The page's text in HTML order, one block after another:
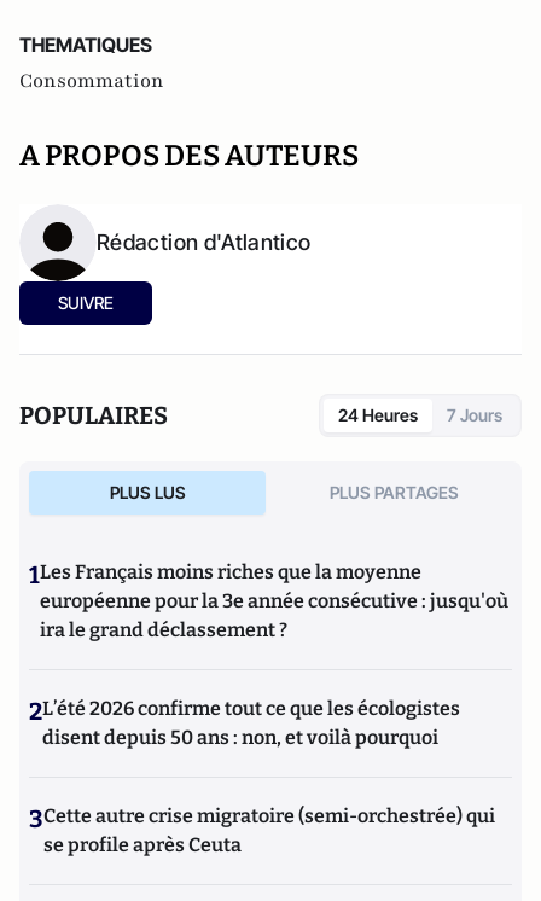
THEMATIQUES
Consommation
A PROPOS DES AUTEURS
Rédaction d'Atlantico
SUIVRE
POPULAIRES 24 Heures 7 Jours
PLUS LUS PLUS PARTAGES
1Les Français moins riches que la moyenne
européenne pour la 3e année consécutive : jusqu'où
ira le grand déclassement ?
2L’été 2026 confirme tout ce que les écologistes
disent depuis 50 ans : non, et voilà pourquoi
3Cette autre crise migratoire (semi-orchestrée) qui
se profile après Ceuta